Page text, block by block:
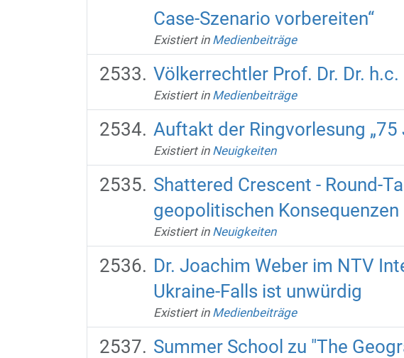
Case-Szenario vorbereiten“
Existiert in Medienbeiträge
Völkerrechtler Prof. Dr. Dr.
Existiert in Medienbeiträge
Auftakt der Ringvorlesung „75
Existiert in Neuigkeiten
Shattered Crescent - Round-
geopolitischen Konsequenzen
Existiert in Neuigkeiten
Dr. Joachim Weber im NTV
Ukraine-Falls ist unwürdig
Existiert in Medienbeiträge
Summer School zu "The